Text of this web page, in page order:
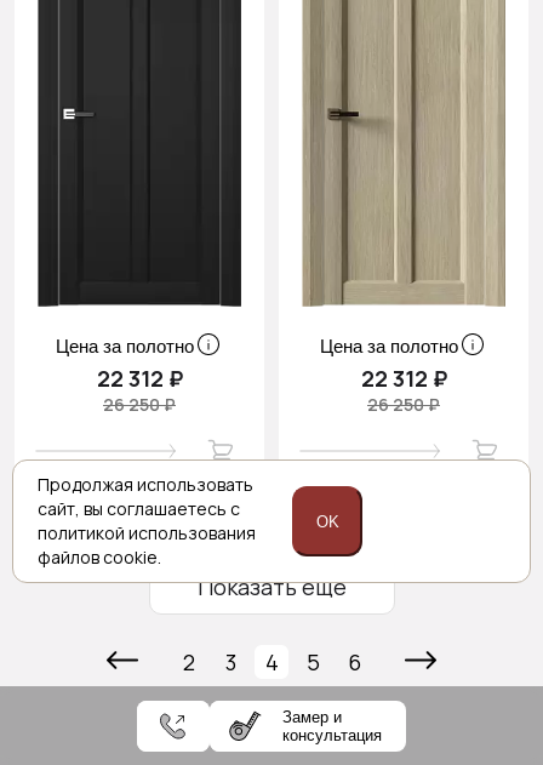
Цена за полотно
22 312 ₽
26 250 ₽
Цена за полотно
22 312 ₽
26 250 ₽
Показать ещё
2 3 4 5 6
Замер и
консультация
Продолжая использовать
сайт, вы соглашаетесь с
политикой использования
файлов cookie.
OK